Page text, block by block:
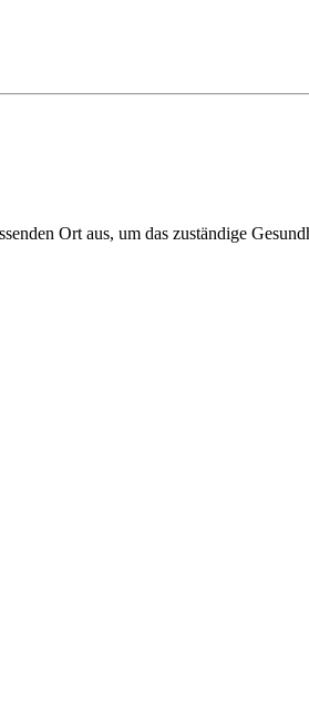
Ort aus, um das zuständige